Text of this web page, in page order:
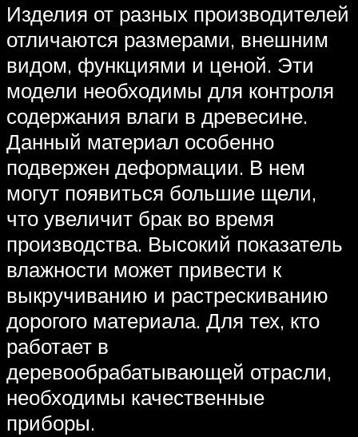
Изделия от разных производителей
отличаются размерами, внешним
видом, функциями и ценой. Эти
модели необходимы для контроля
содержания влаги в древесине.
Данный материал особенно
подвержен деформации. В нем
могут появиться большие щели,
что увеличит брак во время
производства. Высокий показатель
влажности может привести к
выкручиванию и растрескиванию
дорогого материала. Для тех, кто
работает в
деревообрабатывающей отрасли,
необходимы качественные
приборы.